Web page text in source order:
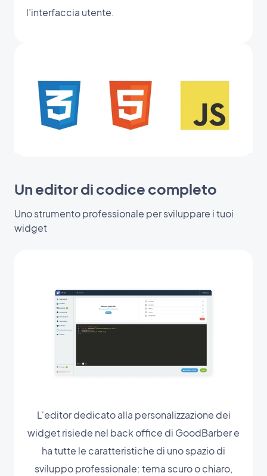
l’interfaccia utente.
Un editor di codice completo
Uno strumento professionale per sviluppare i tuoi
widget
L'editor dedicato alla personalizzazione dei
widget risiede nel back office di GoodBarber e
ha tutte le caratteristiche di uno spazio di
sviluppo professionale: tema scuro o chiaro,